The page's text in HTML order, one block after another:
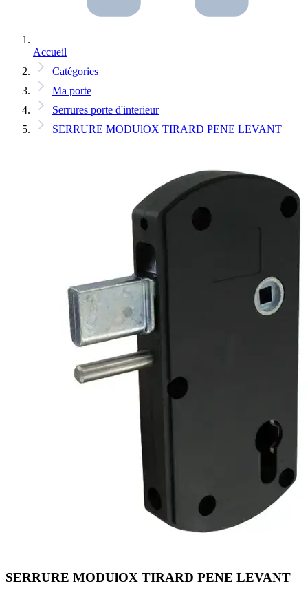
Accueil
Catégories
Ma porte
Serrures porte d'interieur
SERRURE MODUlOX TIRARD PENE LEVANT
SERRURE MODUlOX TIRARD PENE LEVANT